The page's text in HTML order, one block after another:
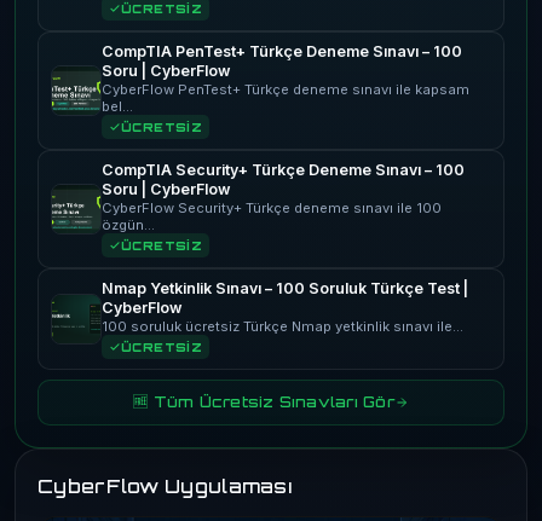
ÜCRETSİZ
CompTIA PenTest+ Türkçe Deneme Sınavı – 100
Soru | CyberFlow
CyberFlow PenTest+ Türkçe deneme sınavı ile kapsam
bel…
ÜCRETSİZ
CompTIA Security+ Türkçe Deneme Sınavı – 100
Soru | CyberFlow
CyberFlow Security+ Türkçe deneme sınavı ile 100
özgün…
ÜCRETSİZ
Nmap Yetkinlik Sınavı – 100 Soruluk Türkçe Test |
CyberFlow
100 soruluk ücretsiz Türkçe Nmap yetkinlik sınavı ile…
ÜCRETSİZ
🆓 Tüm Ücretsiz Sınavları Gör
CyberFlow Uygulaması